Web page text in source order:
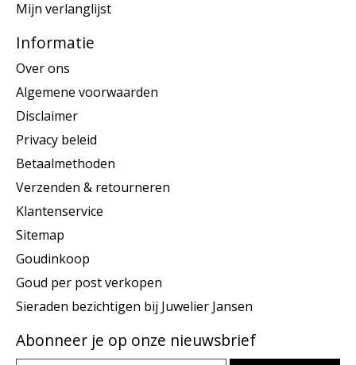
Mijn verlanglijst
Informatie
Over ons
Algemene voorwaarden
Disclaimer
Privacy beleid
Betaalmethoden
Verzenden & retourneren
Klantenservice
Sitemap
Goudinkoop
Goud per post verkopen
Sieraden bezichtigen bij Juwelier Jansen
Abonneer je op onze nieuwsbrief